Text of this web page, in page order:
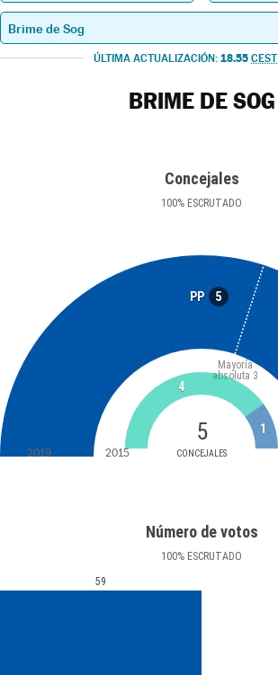
ÚLTIMA ACTUALIZACIÓN: 18.55 CEST
BRIME DE SOG
Concejales
100% ESCRUTADO
PP 5
5
CONCEJALES
Mayoría
absoluta 3
4
1
2019 2015
Número de votos
100% ESCRUTADO
59